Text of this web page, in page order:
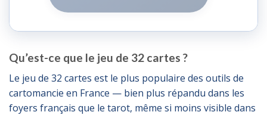
Qu’est-ce que le jeu de 32 cartes ?
Le jeu de 32 cartes est le plus populaire des outils de
cartomancie en France — bien plus répandu dans les
foyers français que le tarot, même si moins visible dans